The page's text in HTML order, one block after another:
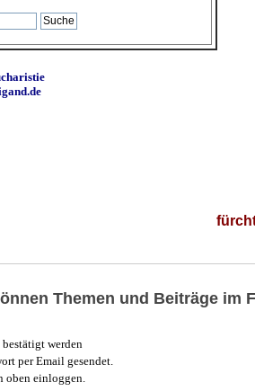
Themen und Beiträge im
werden
per Email gesendet.
oben einloggen.